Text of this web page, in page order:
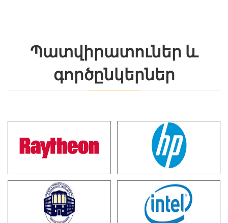
Պատվիրատուներ և
գործընկերներ